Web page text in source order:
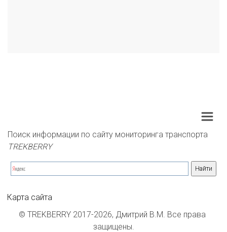
Поиск информации по сайту мониторинга транспорта
TREKBERRY
Карта сайта
© TREKBERRY 2017-2026, Дмитрий В.М. Все права
защищены.